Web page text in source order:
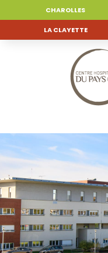
CHAROLLES
LA CLAYETTE